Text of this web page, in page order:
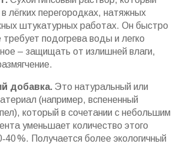
лёгких перегородках, натяжных
штукатурных работах. Он быстро
подогрева воды и легко
– защищать от излишней влаги,
добавка. Это натуральный или
(например, вспененный
который в сочетании с небольшим
уменьшает количество этого
%. Получается более экологичный